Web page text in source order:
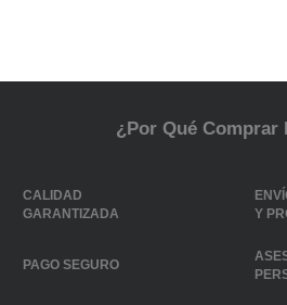
¿Por Qué Comprar
CALIDAD
GARANTIZADA
Y
PAGO SEGURO